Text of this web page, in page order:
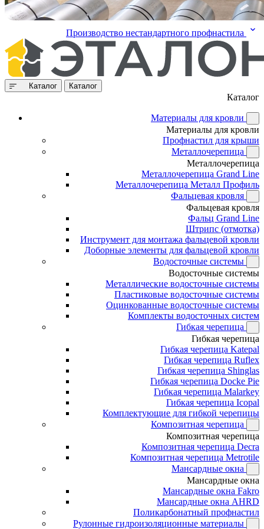
Производство нестандартного профнастила
Каталог Каталог
Каталог
Материалы для кровли
Материалы для кровли
Профнастил для крыши
Металлочерепица
Металлочерепица
Металлочерепица Grand Line
Металлочерепица Металл Профиль
Фальцевая кровля
Фальцевая кровля
Фальц Grand Line
Штрипс (отмотка)
Инструмент для монтажа фальцевой кровли
Доборные элементы для фальцевой кровли
Водосточные системы
Водосточные системы
Металлические водосточные системы
Пластиковые водосточные системы
Оцинкованные водосточные системы
Комплекты водосточных систем
Гибкая черепица
Гибкая черепица
Гибкая черепица Katepal
Гибкая черепица Ruflex
Гибкая черепица Shinglas
Гибкая черепица Docke Pie
Гибкая черепица Malarkey
Гибкая черепица Icopal
Комплектующие для гибкой черепицы
Композитная черепица
Композитная черепица
Композитная черепица Decra
Композитная черепица Metrotile
Мансардные окна
Мансардные окна
Мансардные окна Fakro
Мансардные окна AHRD
Поликарбонатный профнастил
Рулонные гидроизоляционные материалы